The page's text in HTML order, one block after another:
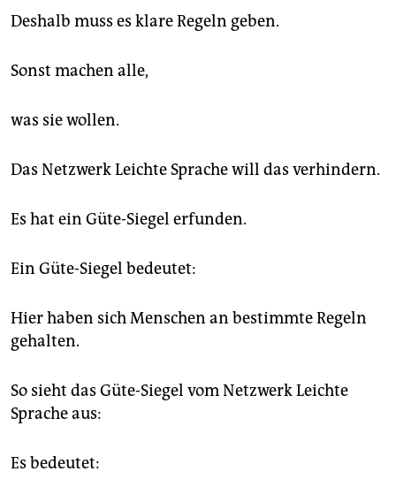
Deshalb muss es klare Regeln geben.
Sonst machen alle,
was sie wollen.
Das Netzwerk Leichte Sprache will das verhindern.
Es hat ein Güte-Siegel erfunden.
Ein Güte-Siegel bedeutet:
Hier haben sich Menschen an bestimmte Regeln
gehalten.
So sieht das Güte-Siegel vom Netzwerk Leichte
Sprache aus:
Es bedeutet: